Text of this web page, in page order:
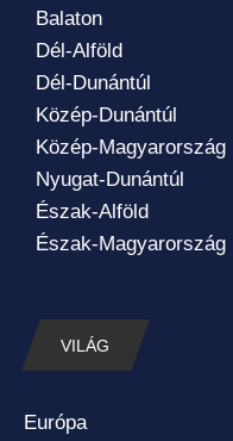
Balaton
Dél-Alföld
Dél-Dunántúl
Közép-Dunántúl
Közép-Magyarország
Nyugat-Dunántúl
Észak-Alföld
Észak-Magyarország
VILÁG
Európa